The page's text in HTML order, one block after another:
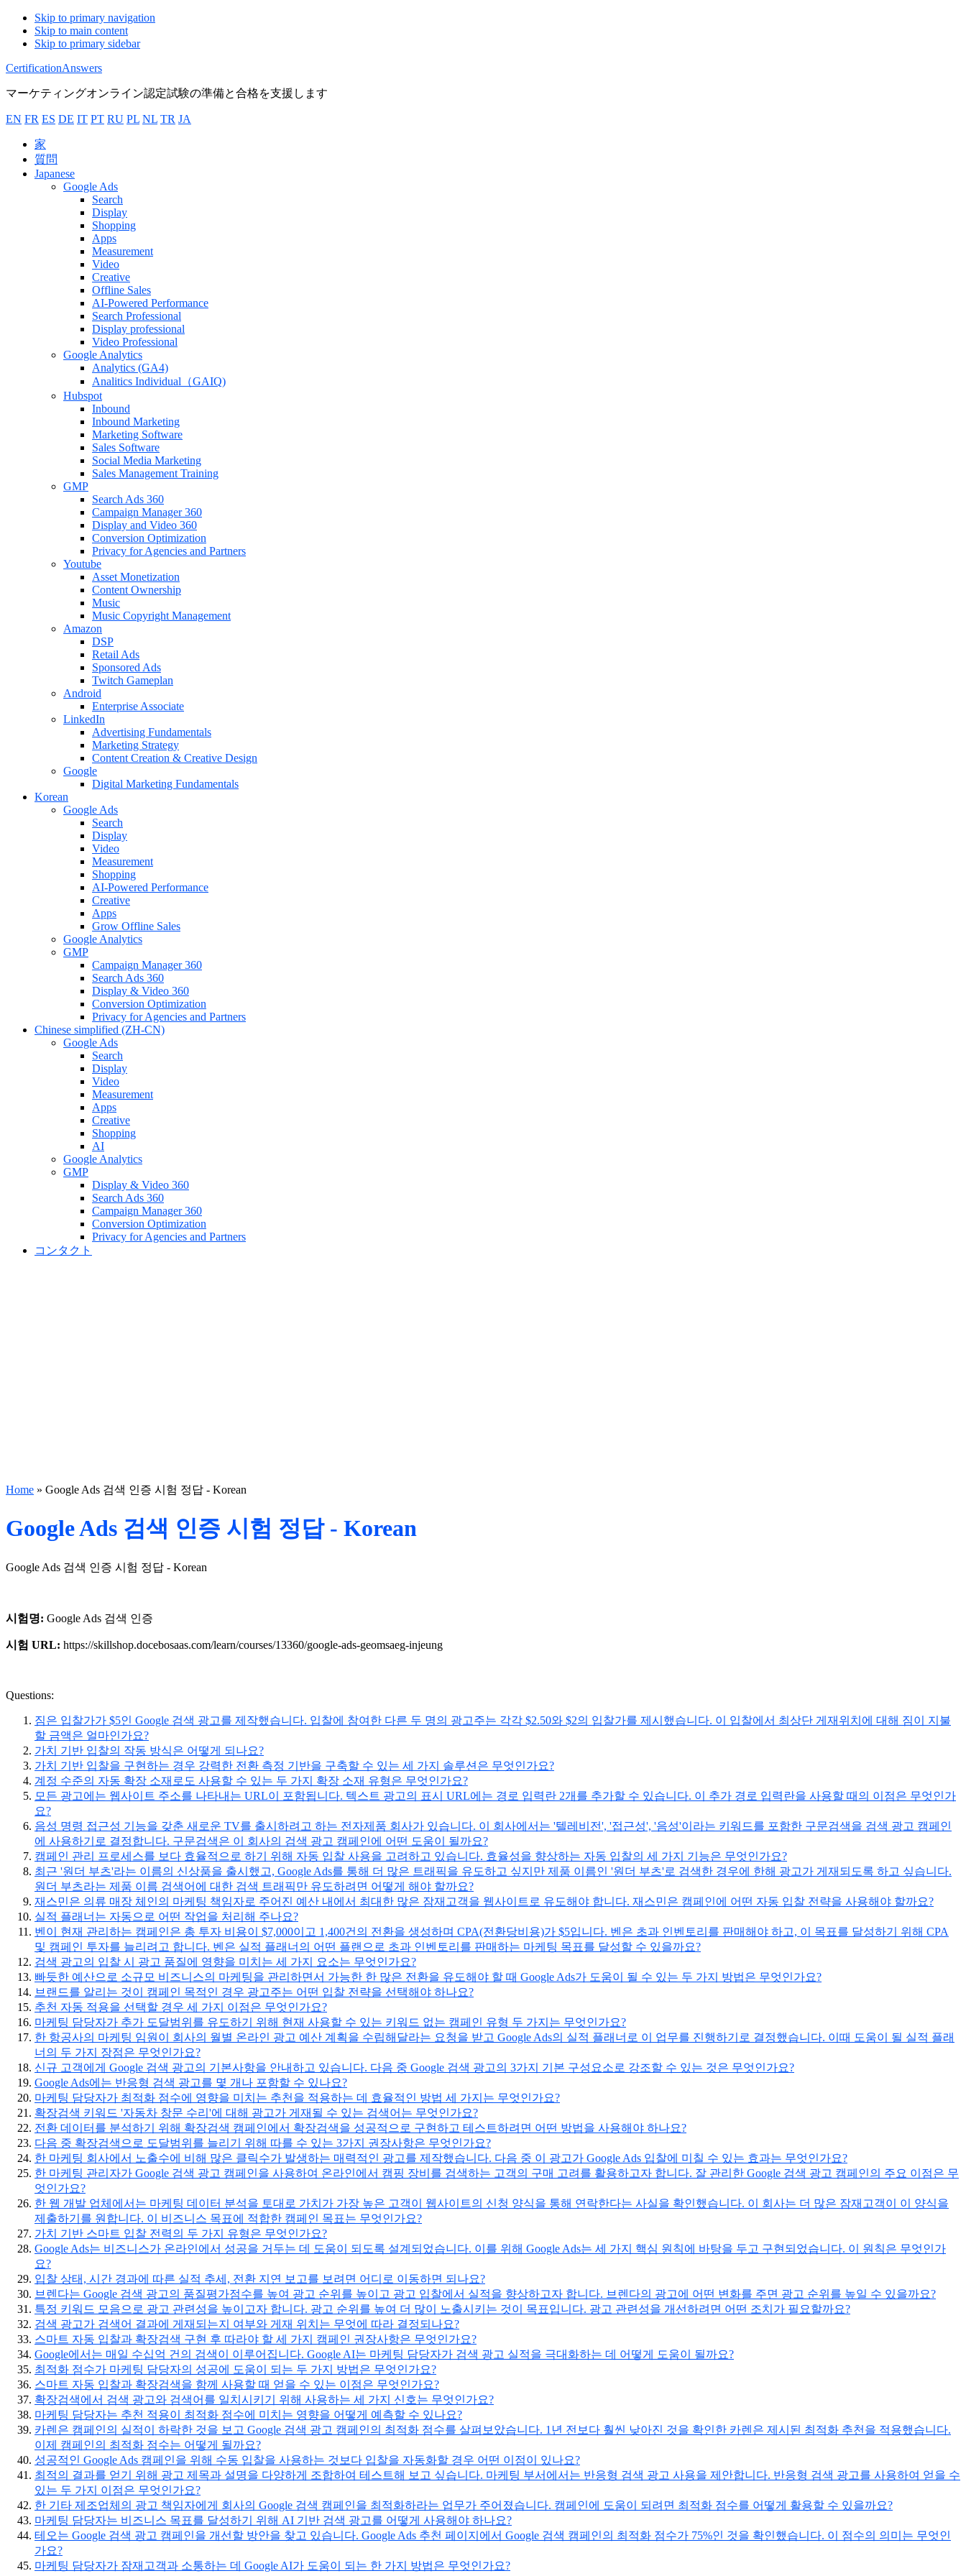
Skip to primary navigation
Skip to main content
Skip to primary sidebar
CertificationAnswers
マーケティングオンライン認定試験の準備と合格を支援します
EN FR ES DE IT PT RU PL NL TR JA
家
質問
Japanese
Google Ads
Search
Display
Shopping
Apps
Measurement
Video
Creative
Offline Sales
AI-Powered Performance
Search Professional
Display professional
Video Professional
Google Analytics
Analytics (GA4)
Analitics Individual（GAIQ)
Hubspot
Inbound
Inbound Marketing
Marketing Software
Sales Software
Social Media Marketing
Sales Management Training
GMP
Search Ads 360
Campaign Manager 360
Display and Video 360
Conversion Optimization
Privacy for Agencies and Partners
Youtube
Asset Monetization
Content Ownership
Music
Music Copyright Management
Amazon
DSP
Retail Ads
Sponsored Ads
Twitch Gameplan
Android
Enterprise Associate
LinkedIn
Advertising Fundamentals
Marketing Strategy
Content Creation & Creative Design
Google
Digital Marketing Fundamentals
Korean
Google Ads
Search
Display
Video
Measurement
Shopping
AI-Powered Performance
Creative
Apps
Grow Offline Sales
Google Analytics
GMP
Campaign Manager 360
Search Ads 360
Display & Video 360
Conversion Optimization
Privacy for Agencies and Partners
Chinese simplified (ZH-CN)
Google Ads
Search
Display
Video
Measurement
Apps
Creative
Shopping
AI
Google Analytics
GMP
Display & Video 360
Search Ads 360
Campaign Manager 360
Conversion Optimization
Privacy for Agencies and Partners
コンタクト
Home » Google Ads 검색 인증 시험 정답 - Korean
Google Ads 검색 인증 시험 정답 - Korean
Google Ads 검색 인증 시험 정답 - Korean
시험명: Google Ads 검색 인증
시험 URL: https://skillshop.docebosaas.com/learn/courses/13360/google-ads-geomsaeg-injeung
Questions:
짐은 입찰가가 $5인 Google 검색 광고를 제작했습니다. 입찰에 참여한 다른 두 명의 광고주는 각각 $2.50와 $2의 입찰가를 제시했습니다. 이 입찰에서 최상단 게재위치에 대해 짐이 지불
할 금액은 얼마인가요?
가치 기반 입찰의 작동 방식은 어떻게 되나요?
가치 기반 입찰을 구현하는 경우 강력한 전환 측정 기반을 구축할 수 있는 세 가지 솔루션은 무엇인가요?
계정 수준의 자동 확장 소재로도 사용할 수 있는 두 가지 확장 소재 유형은 무엇인가요?
모든 광고에는 웹사이트 주소를 나타내는 URL이 포함됩니다. 텍스트 광고의 표시 URL에는 경로 입력란 2개를 추가할 수 있습니다. 이 추가 경로 입력란을 사용할 때의 이점은 무엇인가
요?
음성 명령 접근성 기능을 갖춘 새로운 TV를 출시하려고 하는 전자제품 회사가 있습니다. 이 회사에서는 '텔레비전', '접근성', '음성'이라는 키워드를 포함한 구문검색을 검색 광고 캠페인
에 사용하기로 결정합니다. 구문검색은 이 회사의 검색 광고 캠페인에 어떤 도움이 될까요?
캠페인 관리 프로세스를 보다 효율적으로 하기 위해 자동 입찰 사용을 고려하고 있습니다. 효율성을 향상하는 자동 입찰의 세 가지 기능은 무엇인가요?
최근 '원더 부츠'라는 이름의 신상품을 출시했고, Google Ads를 통해 더 많은 트래픽을 유도하고 싶지만 제품 이름인 '원더 부츠'로 검색한 경우에 한해 광고가 게재되도록 하고 싶습니다.
원더 부츠라는 제품 이름 검색어에 대한 검색 트래픽만 유도하려면 어떻게 해야 할까요?
재스민은 의류 매장 체인의 마케팅 책임자로 주어진 예산 내에서 최대한 많은 잠재고객을 웹사이트로 유도해야 합니다. 재스민은 캠페인에 어떤 자동 입찰 전략을 사용해야 할까요?
실적 플래너는 자동으로 어떤 작업을 처리해 주나요?
벤이 현재 관리하는 캠페인은 총 투자 비용이 $7,000이고 1,400건의 전환을 생성하며 CPA(전환당비용)가 $5입니다. 벤은 초과 인벤토리를 판매해야 하고, 이 목표를 달성하기 위해 CPA
및 캠페인 투자를 늘리려고 합니다. 벤은 실적 플래너의 어떤 플랜으로 초과 인벤토리를 판매하는 마케팅 목표를 달성할 수 있을까요?
검색 광고의 입찰 시 광고 품질에 영향을 미치는 세 가지 요소는 무엇인가요?
빠듯한 예산으로 소규모 비즈니스의 마케팅을 관리하면서 가능한 한 많은 전환을 유도해야 할 때 Google Ads가 도움이 될 수 있는 두 가지 방법은 무엇인가요?
브랜드를 알리는 것이 캠페인 목적인 경우 광고주는 어떤 입찰 전략을 선택해야 하나요?
추천 자동 적용을 선택할 경우 세 가지 이점은 무엇인가요?
마케팅 담당자가 추가 도달범위를 유도하기 위해 현재 사용할 수 있는 키워드 없는 캠페인 유형 두 가지는 무엇인가요?
한 항공사의 마케팅 임원이 회사의 월별 온라인 광고 예산 계획을 수립해달라는 요청을 받고 Google Ads의 실적 플래너로 이 업무를 진행하기로 결정했습니다. 이때 도움이 될 실적 플래
너의 두 가지 장점은 무엇인가요?
신규 고객에게 Google 검색 광고의 기본사항을 안내하고 있습니다. 다음 중 Google 검색 광고의 3가지 기본 구성요소로 강조할 수 있는 것은 무엇인가요?
Google Ads에는 반응형 검색 광고를 몇 개나 포함할 수 있나요?
마케팅 담당자가 최적화 점수에 영향을 미치는 추천을 적용하는 데 효율적인 방법 세 가지는 무엇인가요?
확장검색 키워드 '자동차 창문 수리'에 대해 광고가 게재될 수 있는 검색어는 무엇인가요?
전환 데이터를 분석하기 위해 확장검색 캠페인에서 확장검색을 성공적으로 구현하고 테스트하려면 어떤 방법을 사용해야 하나요?
다음 중 확장검색으로 도달범위를 늘리기 위해 따를 수 있는 3가지 권장사항은 무엇인가요?
한 마케팅 회사에서 노출수에 비해 많은 클릭수가 발생하는 매력적인 광고를 제작했습니다. 다음 중 이 광고가 Google Ads 입찰에 미칠 수 있는 효과는 무엇인가요?
한 마케팅 관리자가 Google 검색 광고 캠페인을 사용하여 온라인에서 캠핑 장비를 검색하는 고객의 구매 고려를 활용하고자 합니다. 잘 관리한 Google 검색 광고 캠페인의 주요 이점은 무
엇인가요?
한 웹 개발 업체에서는 마케팅 데이터 분석을 토대로 가치가 가장 높은 고객이 웹사이트의 신청 양식을 통해 연락한다는 사실을 확인했습니다. 이 회사는 더 많은 잠재고객이 이 양식을
제출하기를 원합니다. 이 비즈니스 목표에 적합한 캠페인 목표는 무엇인가요?
가치 기반 스마트 입찰 전력의 두 가지 유형은 무엇인가요?
Google Ads는 비즈니스가 온라인에서 성공을 거두는 데 도움이 되도록 설계되었습니다. 이를 위해 Google Ads는 세 가지 핵심 원칙에 바탕을 두고 구현되었습니다. 이 원칙은 무엇인가
요?
입찰 상태, 시간 경과에 따른 실적 추세, 전환 지연 보고를 보려면 어디로 이동하면 되나요?
브렌다는 Google 검색 광고의 품질평가점수를 높여 광고 순위를 높이고 광고 입찰에서 실적을 향상하고자 합니다. 브렌다의 광고에 어떤 변화를 주면 광고 순위를 높일 수 있을까요?
특정 키워드 모음으로 광고 관련성을 높이고자 합니다. 광고 순위를 높여 더 많이 노출시키는 것이 목표입니다. 광고 관련성을 개선하려면 어떤 조치가 필요할까요?
검색 광고가 검색어 결과에 게재되는지 여부와 게재 위치는 무엇에 따라 결정되나요?
스마트 자동 입찰과 확장검색 구현 후 따라야 할 세 가지 캠페인 권장사항은 무엇인가요?
Google에서는 매일 수십억 건의 검색이 이루어집니다. Google AI는 마케팅 담당자가 검색 광고 실적을 극대화하는 데 어떻게 도움이 될까요?
최적화 점수가 마케팅 담당자의 성공에 도움이 되는 두 가지 방법은 무엇인가요?
스마트 자동 입찰과 확장검색을 함께 사용할 때 얻을 수 있는 이점은 무엇인가요?
확장검색에서 검색 광고와 검색어를 일치시키기 위해 사용하는 세 가지 신호는 무엇인가요?
마케팅 담당자는 추천 적용이 최적화 점수에 미치는 영향을 어떻게 예측할 수 있나요?
카렌은 캠페인의 실적이 하락한 것을 보고 Google 검색 광고 캠페인의 최적화 점수를 살펴보았습니다. 1년 전보다 훨씬 낮아진 것을 확인한 카렌은 제시된 최적화 추천을 적용했습니다.
이제 캠페인의 최적화 점수는 어떻게 될까요?
성공적인 Google Ads 캠페인을 위해 수동 입찰을 사용하는 것보다 입찰을 자동화할 경우 어떤 이점이 있나요?
최적의 결과를 얻기 위해 광고 제목과 설명을 다양하게 조합하여 테스트해 보고 싶습니다. 마케팅 부서에서는 반응형 검색 광고 사용을 제안합니다. 반응형 검색 광고를 사용하여 얻을 수
있는 두 가지 이점은 무엇인가요?
한 기타 제조업체의 광고 책임자에게 회사의 Google 검색 캠페인을 최적화하라는 업무가 주어졌습니다. 캠페인에 도움이 되려면 최적화 점수를 어떻게 활용할 수 있을까요?
마케팅 담당자는 비즈니스 목표를 달성하기 위해 AI 기반 검색 광고를 어떻게 사용해야 하나요?
테오는 Google 검색 광고 캠페인을 개선할 방안을 찾고 있습니다. Google Ads 추천 페이지에서 Google 검색 캠페인의 최적화 점수가 75%인 것을 확인했습니다. 이 점수의 의미는 무엇인
가요?
마케팅 담당자가 잠재고객과 소통하는 데 Google AI가 도움이 되는 한 가지 방법은 무엇인가요?